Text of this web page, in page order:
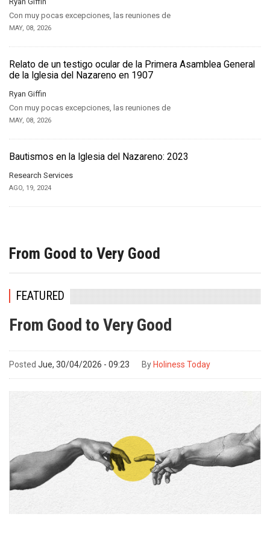
Con muy pocas excepciones, las reuniones de
MAY, 08, 2026
Relato de un testigo ocular de la Primera Asamblea General
de la Iglesia del Nazareno en 1907
Ryan Giffin
Con muy pocas excepciones, las reuniones de
MAY, 08, 2026
Bautismos en la Iglesia del Nazareno: 2023
Research Services
AGO, 19, 2024
From Good to Very Good
FEATURED
From Good to Very Good
Posted Jue, 30/04/2026 - 09:23 By Holiness Today